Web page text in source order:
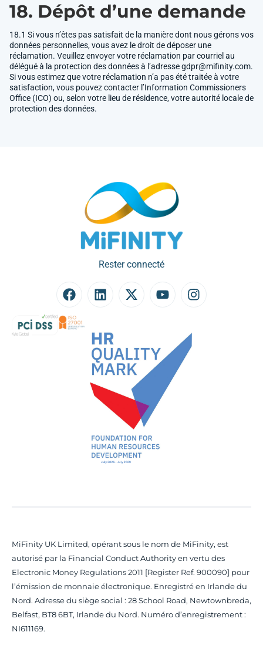
18. Dépôt d’une demande
18.1 Si vous n’êtes pas satisfait de la manière dont nous gérons vos
données personnelles, vous avez le droit de déposer une
réclamation. Veuillez envoyer votre réclamation par courriel au
délégué à la protection des données à l’adressegdpr@mifinity.com.
Si vous estimez que votre réclamation n’a pas été traitée à votre
satisfaction, vous pouvez contacter l’Information Commissioners
Office (ICO) ou, selon votre lieu de résidence, votre autorité locale de
protection des données.
MiFinity UK Limited, opérant sous le nom de MiFinity, est
autorisé par la Financial Conduct Authority en vertu des
Electronic Money Regulations 2011 [Register Ref. 900090] pour
l’émission de monnaie électronique. Enregistré en Irlande du
Nord. Adresse du siège social : 28 School Road, Newtownbreda,
Belfast, BT8 6BT, Irlande du Nord. Numéro d’enregistrement :
NI611169.
Rester connecté